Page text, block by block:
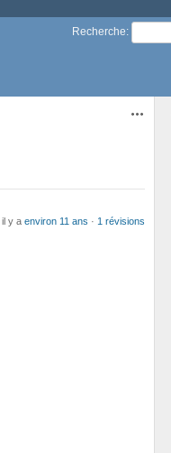
Recherche:
il y a environ 11 ans · 1 révisions